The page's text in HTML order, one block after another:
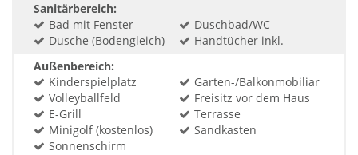
Sanitärbereich:
Bad mit Fenster
Duschbad/WC
Dusche (Bodengleich)
Handtücher inkl.
Außenbereich:
Kinderspielplatz
Garten-/Balkonmobiliar
Volleyballfeld
Freisitz vor dem Haus
E-Grill
Terrasse
Minigolf (kostenlos)
Sandkasten
Sonnenschirm